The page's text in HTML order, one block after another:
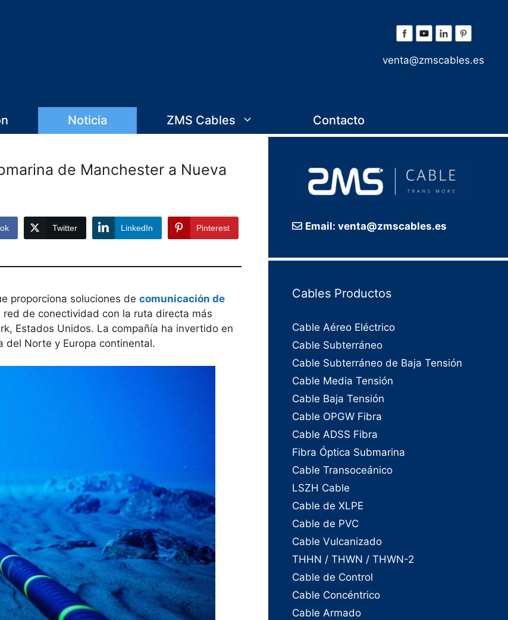
venta@zmscables.es
Noticia ZMS Cables Contacto
de Manchester a Nueva
Twitter LinkedIn Pinterest
proporciona soluciones de comunicación de
de conectividad con la ruta directa más
Estados Unidos. La compañía ha invertido en
del Norte y Europa continental.
Email: venta@zmscables.es
Cables Productos
Cable Aéreo Eléctrico
Cable Subterráneo
Cable Subterráneo de Baja Tensión
Cable Media Tensión
Cable Baja Tensión
Cable OPGW Fibra
Cable ADSS Fibra
Fibra Óptica Submarina
Cable Transoceánico
LSZH Cable
Cable de XLPE
Cable de PVC
Cable Vulcanizado
THHN / THWN / THWN-2
Cable de Control
Cable Concéntrico
Cable Armado